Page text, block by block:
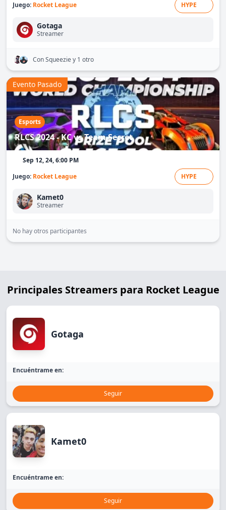
Juego: Rocket League HYPE
Gotaga
Streamer
Con Squeeziey 1 otro
Esports
RLCS 2024 - KC vs Team Secret
Evento Pasado
Sep 12, 24, 6:00 PM
Juego: Rocket League HYPE
Kamet0
Streamer
No hay otros participantes
Principales Streamers para Rocket League
Gotaga
Encuéntrame en:
Seguir
Kamet0
Encuéntrame en:
Seguir